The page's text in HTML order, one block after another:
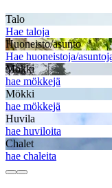
Talo
Hae taloja
Huoneisto/asunto
Hae huoneistoja/
Mökki
hae mökkejä
Mökki
hae mökkejä
Huvila
hae huviloita
Chalet
hae chaleita